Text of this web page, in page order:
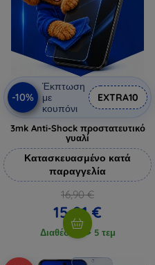
-10%
Έκπτωση
με
κουπόνι
EXTRA10
3mk Anti-Shock προστατευτικό
γυαλί
Κατασκευασμένο κατά
παραγγελία
16,90 €
15,21 €
Διαθέσιμο > 5 τεμ